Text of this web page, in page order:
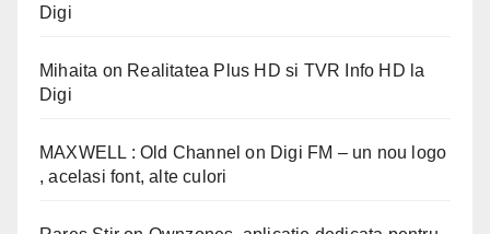
Digi
Mihaita on Realitatea Plus HD si TVR Info HD la
Digi
MAXWELL : Old Channel on Digi FM – un nou logo
, acelasi font, alte culori